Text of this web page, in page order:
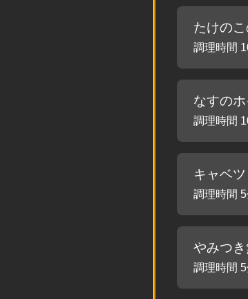
たけの
調理時間
なすの
調理時間
キャベ
調理時間
やみつ
調理時間